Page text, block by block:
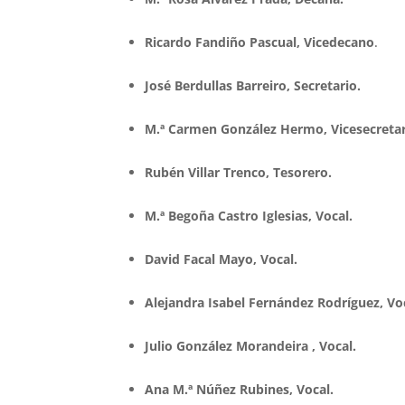
Ricardo Fandiño Pascual, Vicedecano.
José Berdullas Barreiro, Secretario.
M.ª Carmen González Hermo,
Rubén Villar Trenco, Tesorero.
M.ª Begoña Castro Iglesias, Vocal.
David Facal Mayo, Vocal.
Alejandra Isabel Fernández Rodríguez,
Julio González Morandeira , Vocal.
Ana M.ª Núñez Rubines, Vocal.